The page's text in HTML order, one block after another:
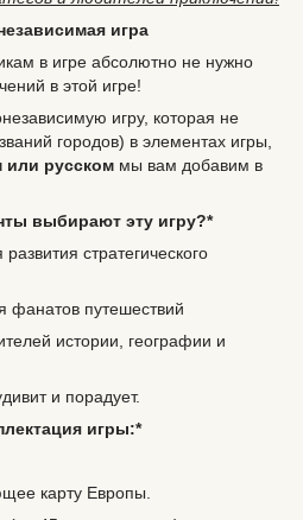
игра
в игре абсолютно не нужно
в этой игре!
игру, которая не
городов) в элементах игры,
или русском мы вам добавим в
выбирают эту игру?*
стратегического
фанатов путешествий
истории, географии и
и порадует.
игры:*
карту Европы.